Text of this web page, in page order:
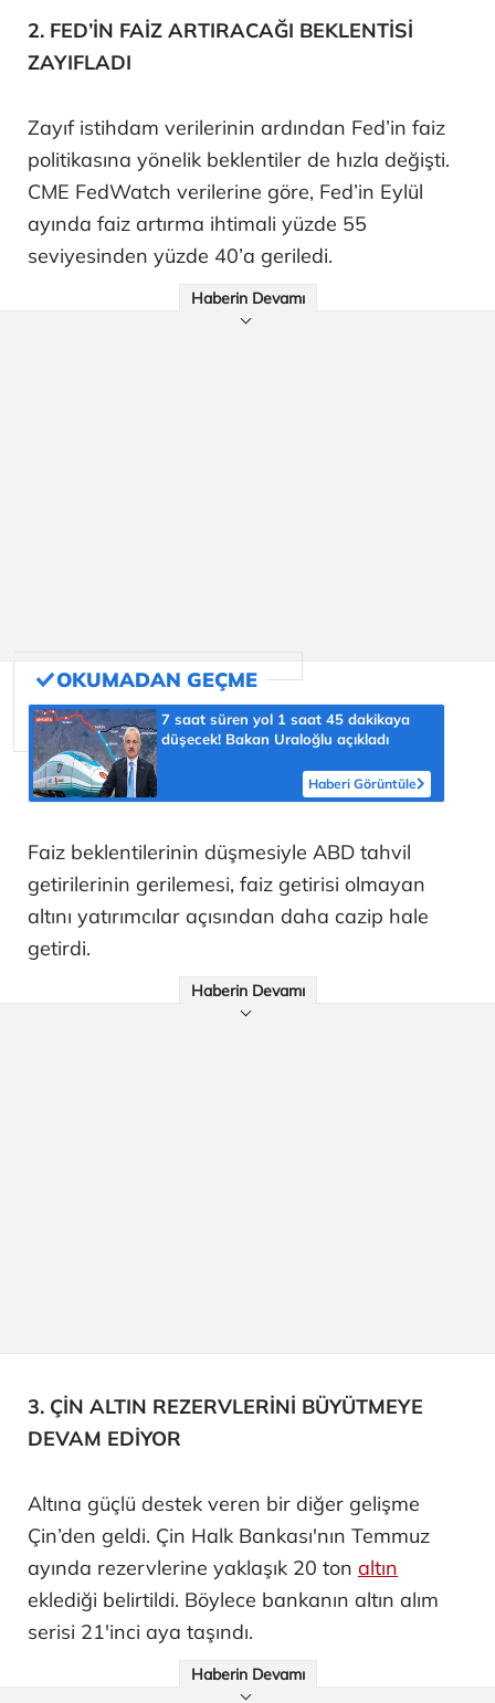
2. FED’İN FAİZ ARTIRACAĞI BEKLENTİSİ
ZAYIFLADI
Zayıf istihdam verilerinin ardından Fed’in faiz
politikasına yönelik beklentiler de hızla değişti.
CME FedWatch verilerine göre, Fed’in Eylül
ayında faiz artırma ihtimali yüzde 55
seviyesinden yüzde 40’a geriledi.
Haberin Devamı
7 saat süren yol 1 saat 45 dakikaya
düşecek! Bakan Uraloğlu açıkladı
Haberi Görüntüle
Faiz beklentilerinin düşmesiyle ABD tahvil
getirilerinin gerilemesi, faiz getirisi olmayan
altını yatırımcılar açısından daha cazip hale
getirdi.
Haberin Devamı
3. ÇİN ALTIN REZERVLERİNİ BÜYÜTMEYE
DEVAM EDİYOR
Altına güçlü destek veren bir diğer gelişme
Çin’den geldi. Çin Halk Bankası'nın Temmuz
ayında rezervlerine yaklaşık 20 ton altın
eklediği belirtildi. Böylece bankanın altın alım
serisi 21'inci aya taşındı.
Haberin Devamı